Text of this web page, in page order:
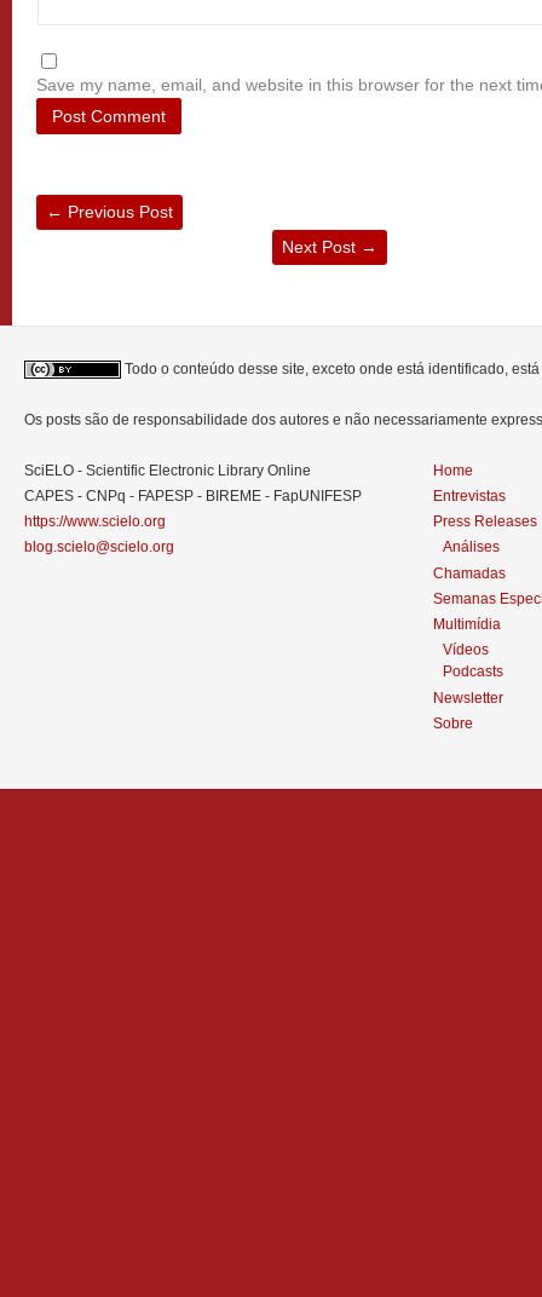
Save my name, email, and website in this browser for the next
← Previous Post
Next Post →
Todo o conteúdo desse site, exceto onde está identificado,
Os posts são de responsabilidade dos autores e não necessariamente
SciELO - Scientific Electronic Library Online
CAPES - CNPq - FAPESP - BIREME - FapUNIFESP
https://www.scielo.org
blog.scielo@scielo.org
Home
Entrevistas
Press Releases
Análises
Chamadas
Semanas
Multimídia
Vídeos
Podcasts
Newsletter
Sobre